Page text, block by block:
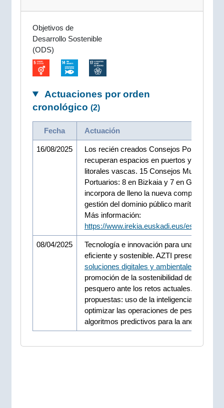
Objetivos de
Desarrollo Sostenible
(ODS)
Actuaciones por orden
cronológico (2)
Fecha Actuación
16/08/2025
Los recién creados Consejos Portuarios
recuperan espacios en puertos y
litorales vascas. 15 Consejos Municipales
Portuarios: 8 en Bizkaia y 7 en Gipuzkoa.
incorpora de lleno la nueva competencia
gestión del dominio público marítimo
Más información:
https://www.irekia.euskadi.eus/es/news/
08/04/2025
Tecnología e innovación para una pesca
eficiente y sostenible. AZTI presenta
soluciones digitales y ambientales
promoción de la sostenibilidad del sector
pesquero ante los retos actuales. Entre las
propuestas: uso de la inteligencia artificial
optimizar las operaciones de pesca con
algoritmos predictivos para la anchoa y